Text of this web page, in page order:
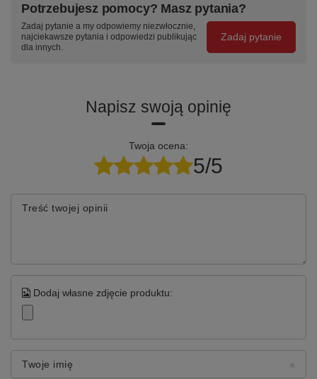
Potrzebujesz pomocy? Masz pytania?
Zadaj pytanie a my odpowiemy niezwłocznie,
najciekawsze pytania i odpowiedzi publikując
dla innych.
Zadaj pytanie
Napisz swoją opinię
Twoja ocena:
5/5
Treść twojej opinii
Dodaj własne zdjęcie produktu:
Twoje imię